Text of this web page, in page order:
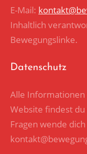
E-Mail:
Inhaltlich
Bewegungslinke.
Datenschutz
Alle Informationen
Website findest
Fragen wende